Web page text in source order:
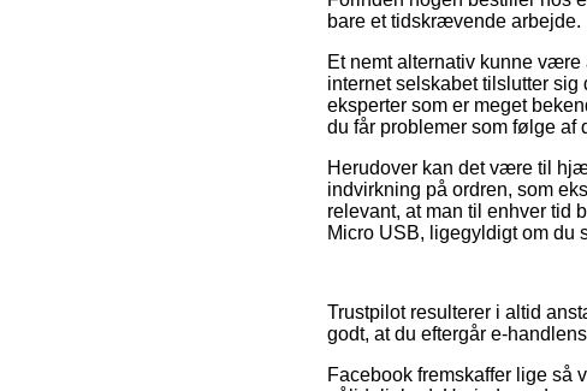
bare et tidskrævende arbejde.
Et nemt alternativ kunne
internet selskabet tilslutter
eksperter som er meget
du får problemer som følge af
Herudover kan det være til
indvirkning på ordren, som
relevant, at man til enhver tid
Micro USB, ligegyldigt om du
Trustpilot resulterer i altid
godt, at du eftergår e-
Facebook fremskaffer lige så